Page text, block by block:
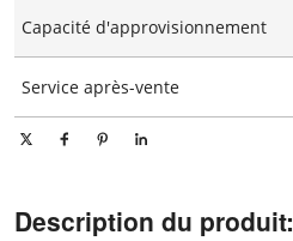
Capacité d'approvisionnement
Service après-vente
Description du produit: